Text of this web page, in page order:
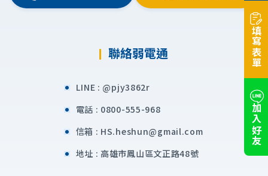
填寫表單
加入好友
聯絡弱電通
LINE : @pjy3862r
電話 : 0800-555-968
信箱 : HS.heshun@gmail.com
地址 :高雄市鳳山區文正路48號